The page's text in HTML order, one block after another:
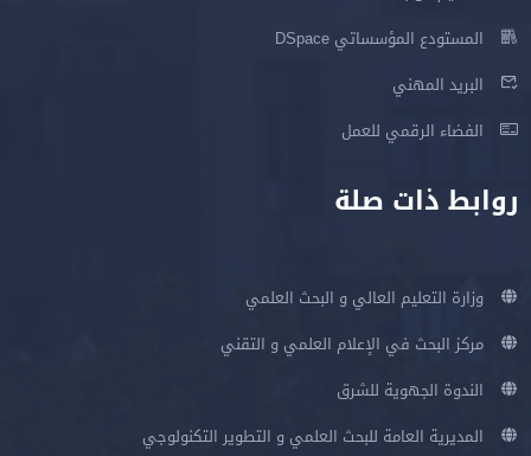
المستودع المؤسساتي DSpace
البريد المهني
الفضاء الرقمي للعمل
روابط ذات صلة
وزارة التعليم العالي و البحث العلمي
مركز البحث في الإعلام العلمي و التقني
الندوة الجهوية للشرق
المديرية العامة للبحث العلمي و التطوير التكنولوجي